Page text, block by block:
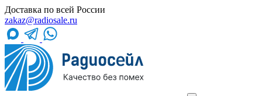
Доставка по всей России
zakaz@radiosale.ru